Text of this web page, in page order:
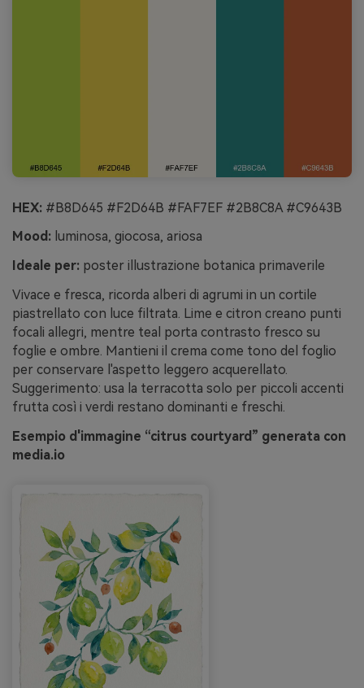
HEX: #B8D645 #F2D64B #FAF7EF #2B8C8A #C9643B
Mood: luminosa, giocosa, ariosa
Ideale per: poster illustrazione botanica primaverile
Vivace e fresca, ricorda alberi di agrumi in un cortile
piastrellato con luce filtrata. Lime e citron creano punti
focali allegri, mentre teal porta contrasto fresco su
foglie e ombre. Mantieni il crema come tono del foglio
per conservare l'aspetto leggero acquerellato.
Suggerimento: usa la terracotta solo per piccoli accenti
frutta così i verdi restano dominanti e freschi.
Esempio d'immagine “citrus courtyard” generata con
media.io